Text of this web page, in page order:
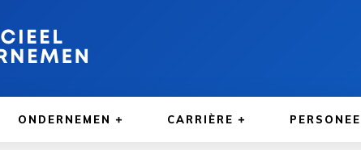
ONDERNEMEN CARRIÈRE